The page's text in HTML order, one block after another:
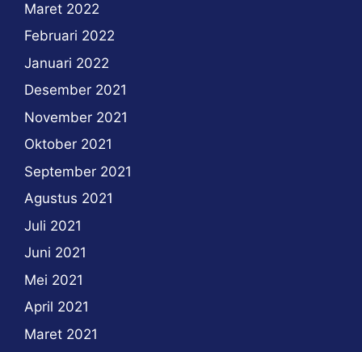
Maret 2022
Februari 2022
Januari 2022
Desember 2021
November 2021
Oktober 2021
September 2021
Agustus 2021
Juli 2021
Juni 2021
Mei 2021
April 2021
Maret 2021